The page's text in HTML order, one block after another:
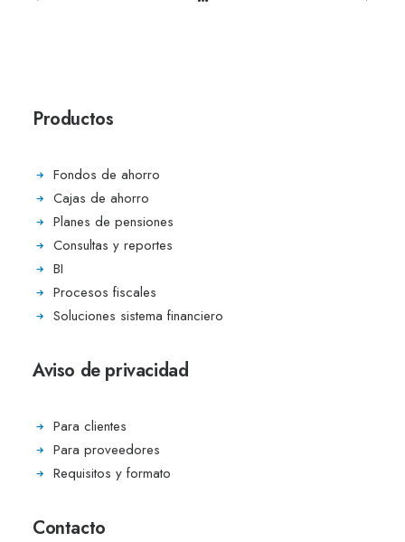
Productos
Fondos de ahorro
Cajas de ahorro
Planes de pensiones
Consultas y reportes
BI
Procesos fiscales
Soluciones sistema financiero
Aviso de privacidad
Para clientes
Para proveedores
Requisitos y formato
Contacto